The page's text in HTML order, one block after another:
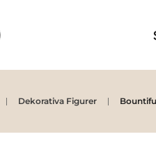
Dekorativa Figurer